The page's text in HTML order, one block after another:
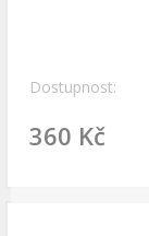
Dostupnost:
360 Kč